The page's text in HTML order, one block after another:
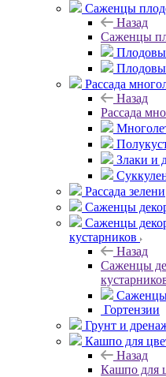
Саженцы
Назад
Саженцы
Рассада
Назад
Рассада
Злаки и
Рассада зелени
Саженцы
Саженцы
кустарников
Назад
Саженцы
Саженцы
Гортензии
Грунт и
Кашпо для
Назад
Кашпо для